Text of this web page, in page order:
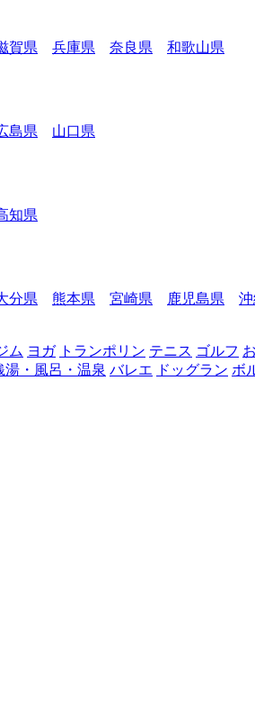
賀県 兵庫県 奈良県 和歌山県
島県 山口県
知県
分県 熊本県 宮崎県 鹿児島県
ム ヨガ トランポリン テニス ゴルフ
湯・風呂・温泉 バレエ ドッグラン ボ